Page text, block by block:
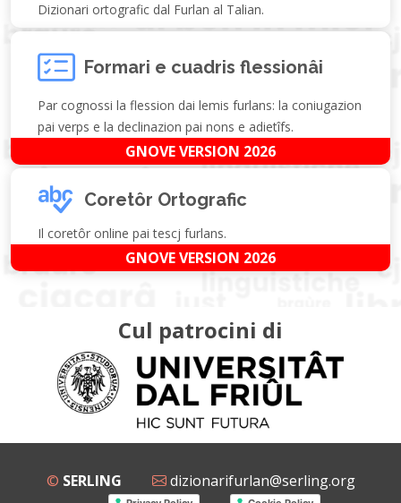
Dizionari ortografic dal Furlan al Talian.
Formari e cuadris flessionâi
Par cognossi la flession dai lemis furlans: la coniugazion
pai verps e la declinazion pai nons e adietîfs.
GNOVE VERSION 2026
Coretôr Ortografic
Il coretôr online pai tescj furlans.
GNOVE VERSION 2026
Cul patrocini di
© SERLING dizionarifurlan@serling.org